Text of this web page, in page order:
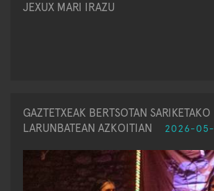
JEXUX MARI IRAZU
GAZTETXEAK BERTSOTAN
LARUNBATEAN AZKOITIAN
2026-05-